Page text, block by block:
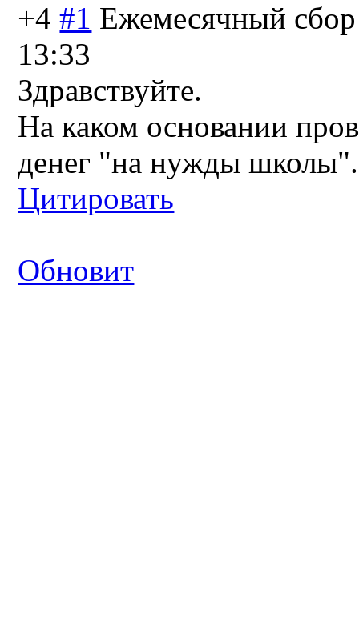
+4 #1 Ежемесячный сбор
13:33
Здравствуйте.
На каком основании
денег "на нужды школы".
Цитировать
Обновит